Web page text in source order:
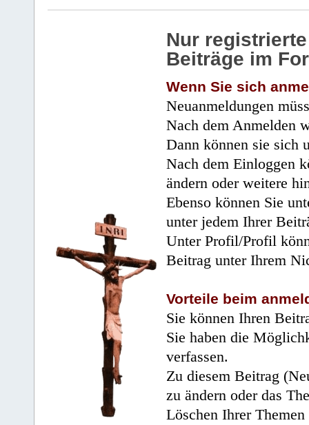
Nur
Beiträge im
Wenn Sie sich
Neuanmeldungen
Nach dem Anmelden
Dann können sie sich
Nach dem Einloggen
ändern oder weitere
Ebenso können Sie
unter jedem Ihrer
Unter Profil/Profil
Beitrag unter Ihrem
Vorteile beim
Sie können Ihren
Sie haben die
verfassen.
Zu diesem Beitrag
zu ändern oder das
Löschen Ihrer